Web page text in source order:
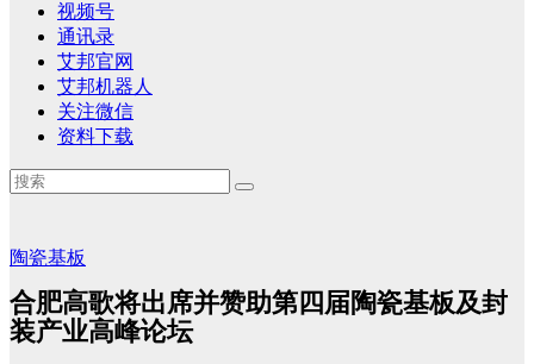
视频号
通讯录
艾邦官网
艾邦机器人
关注微信
资料下载
陶瓷基板
合肥高歌将出席并赞助第四届陶瓷基板及封
装产业高峰论坛